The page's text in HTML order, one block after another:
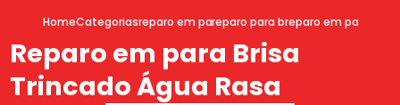
HomeCategoriasreparo em para brisasreparo para brisa trincado
reparo em para
Reparo em para Brisa
Trincado Água Rasa